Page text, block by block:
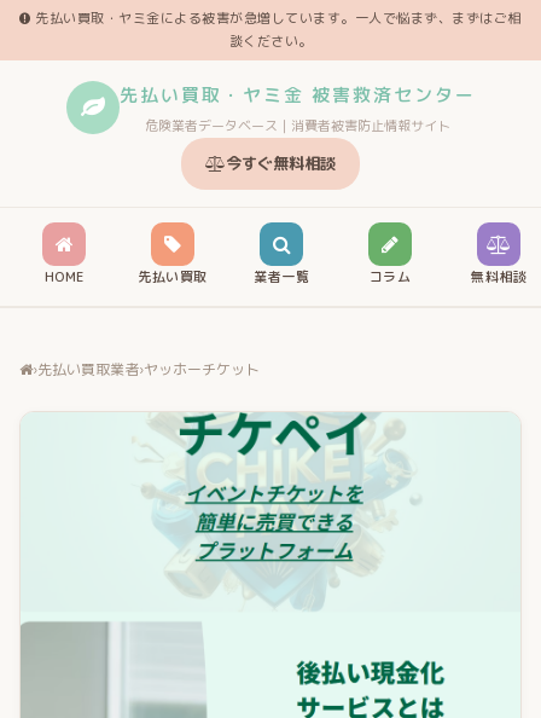
先払い買取・ヤミ金による被害が急増しています。一人で悩まず、まずはご相
談ください。
先払い買取・ヤミ金 被害救済センター
危険業者データベース｜消費者被害防止情報サイト
今すぐ無料相談
HOME 先払い買取 業者一覧 コラム 無料相談
›先払い買取業者›ヤッホーチケット